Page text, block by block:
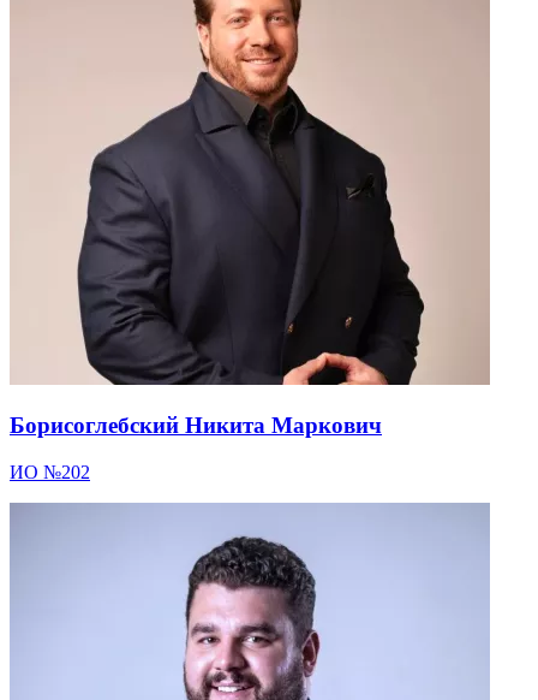
Борисоглебский Никита Маркович
ИО №202